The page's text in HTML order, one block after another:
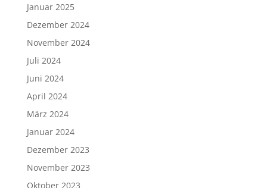
Januar 2025
Dezember 2024
November 2024
Juli 2024
Juni 2024
April 2024
März 2024
Januar 2024
Dezember 2023
November 2023
Oktober 2023